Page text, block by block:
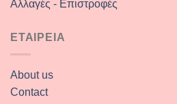
Αλλαγές - Επιστροφές
ΕΤΑΙΡΕΙΑ
About us
Contact